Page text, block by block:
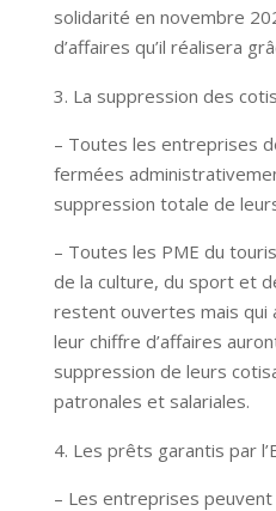
solidarité en novembre
d’affaires qu’il réalisera
La suppression des
– Toutes les entreprises
fermées
suppression totale de
– Toutes les PME du
de la culture, du sport et
restent ouvertes mais qui
leur chiffre d’affaires
suppression de leurs
patronales et salariales.
Les prêts garantis par
– Les entreprises